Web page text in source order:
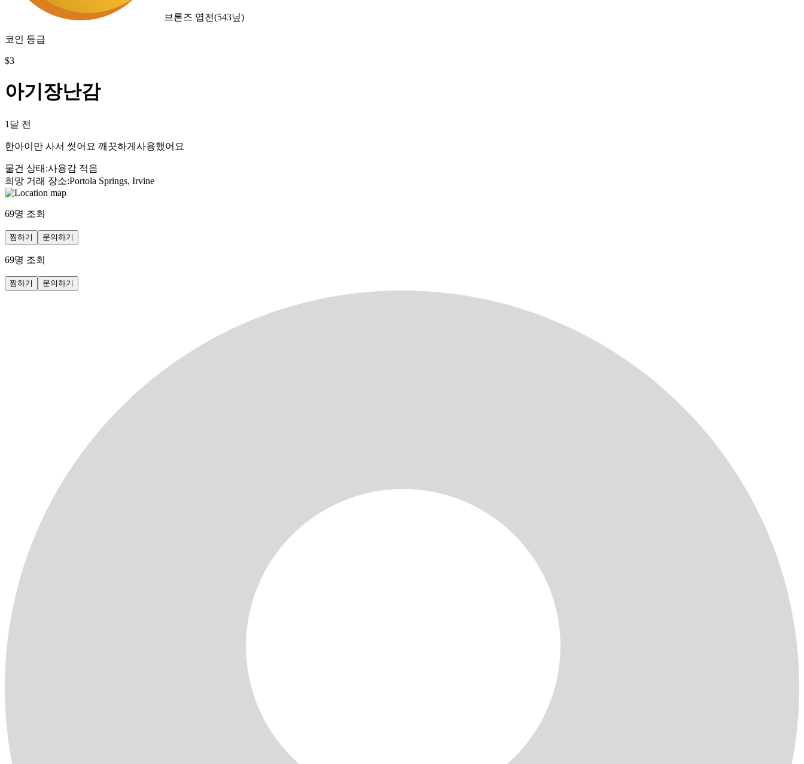
브론즈 엽전(543닢)
코인 등급
$3
아기장난감
1달 전
한아이만 사서 썻어요 깨끗하게사용했어요
물건 상태 :사용감 적음
희망 거래 장소:Portola Springs, Irvine
69명 조회
찜하기 문의하기
69명 조회
찜하기 문의하기